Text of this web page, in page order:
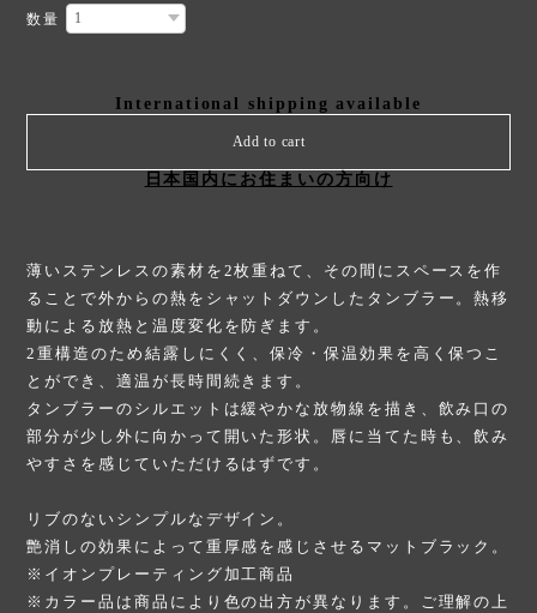
数量
International shipping available
Add to cart
日本国内にお住まいの方向け
薄いステンレスの素材を2枚重ねて、その間にスペースを作
ることで外からの熱をシャットダウンしたタンブラー。熱移
動による放熱と温度変化を防ぎます。
2重構造のため結露しにくく、保冷・保温効果を高く保つこ
とができ、適温が長時間続きます。
タンブラーのシルエットは緩やかな放物線を描き、飲み口の
部分が少し外に向かって開いた形状。唇に当てた時も、飲み
やすさを感じていただけるはずです。
リブのないシンプルなデザイン。
艶消しの効果によって重厚感を感じさせるマットブラック。
※イオンプレーティング加工商品
※カラー品は商品により色の出方が異なります。ご理解の上